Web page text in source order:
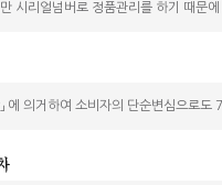
시리얼넘버로 정품관리를 하기 때문
에 의거하여 소비자의 단순변심으로도